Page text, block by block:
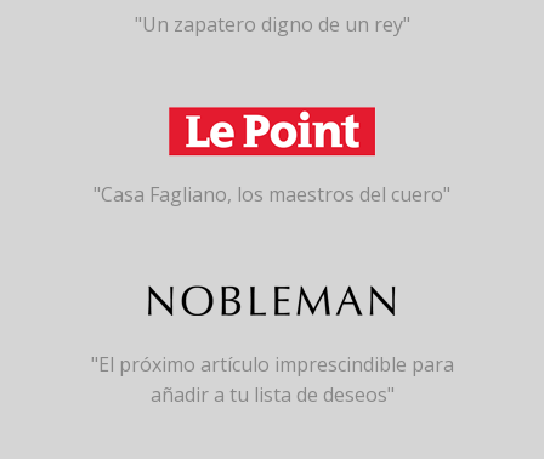
"Un zapatero digno de un rey"
"Casa Fagliano, los maestros del cuero"
"El próximo artículo imprescindible para
añadir a tu lista de deseos"